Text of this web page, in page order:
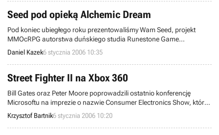
pochodziła jednak z raportu datowanego na czerwiec poprzedniego
roku.
Seed pod opieką Alchemic Dream
Pod koniec ubiegłego roku prezentowaliśmy Wam Seed, projekt
MMOcRPG autorstwa duńskiego studia Runestone Game
Development. W dniu dzisiejszym mamy dla wszystkich
zainteresowanych tym tytułem kolejną nowinę.
Daniel Kazek6 stycznia 2006 10:35
Street Fighter II na Xbox 360
Bill Gates oraz Peter Moore poprowadzili ostatnio konferencję
Microsoftu na imprezie o nazwie Consumer Electronics Show, która
rozpoczęła się 4 stycznia w Los Angeles. Oprócz paru ogólnych
słów o kompatybilności Xboxa 360 z napędem HD-DVD i współpracy
nowego systemu operacyjnego Windows Vista z grami, ujawniono
Krzysztof Bartnik6 stycznia 2006 10:20